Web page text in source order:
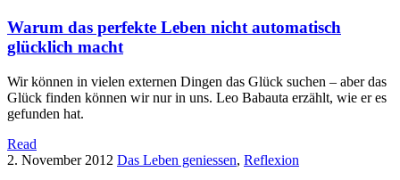
Warum das perfekte Leben nicht automatisch
glücklich macht
Wir können in vielen externen Dingen das Glück suchen – aber das
Glück finden können wir nur in uns. Leo Babauta erzählt, wie er es
gefunden hat.
Read
2. November 2012 Das Leben geniessen, Reflexion